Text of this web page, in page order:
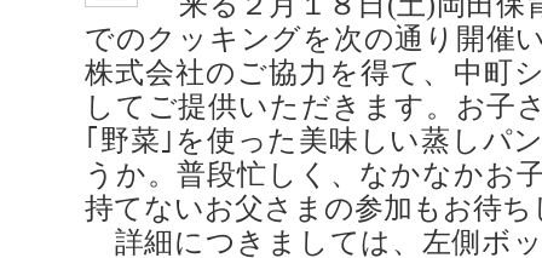
でのクッキングを次の通り開催
株式会社のご協力を得て、中町
してご提供いただきます。お子
｢野菜｣を使った美味しい蒸しパ
うか。普段忙しく、なかなかお
持てないお父さまの参加もお待
詳細につきましては、左側ボ